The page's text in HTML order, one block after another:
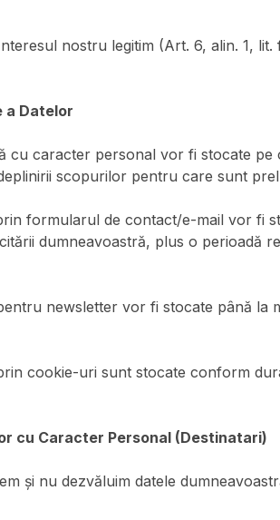
nostru legitim (Art. 6, alin. 1, lit.
a Datelor
cu caracter personal vor fi stocate pe
scopurilor pentru care sunt
formularul de contact/e-mail vor fi
dumneavoastră, plus o perioadă
newsletter vor fi stocate până la
cookie-uri sunt stocate conform
cu Caracter Personal (Destinatari)
și nu dezvăluim datele